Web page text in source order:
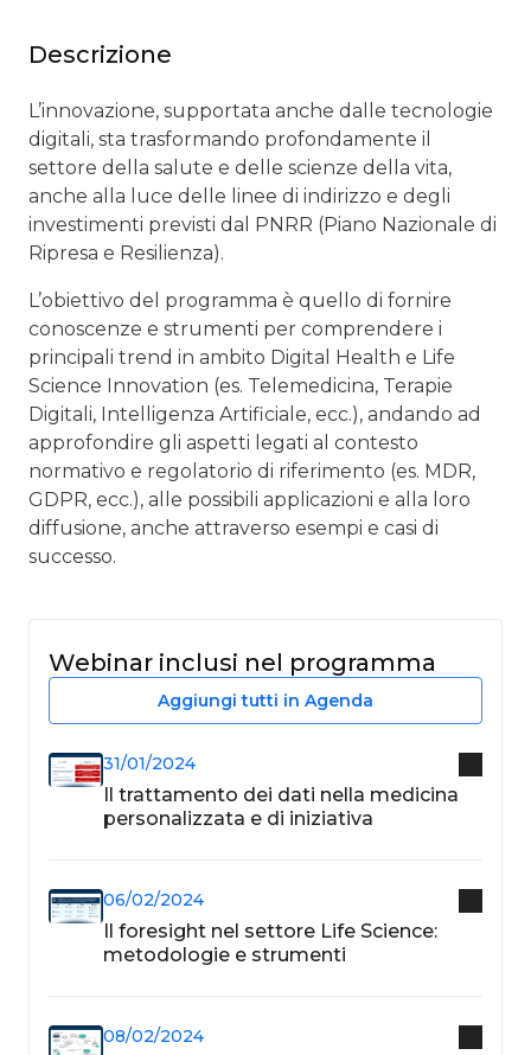
Descrizione
L’innovazione, supportata anche dalle tecnologie
digitali, sta trasformando profondamente il
settore della salute e delle scienze della vita,
anche alla luce delle linee di indirizzo e degli
investimenti previsti dal PNRR (Piano Nazionale di
Ripresa e Resilienza).
L’obiettivo del programma è quello di fornire
conoscenze e strumenti per comprendere i
principali trend in ambito Digital Health e Life
Science Innovation (es. Telemedicina, Terapie
Digitali, Intelligenza Artificiale, ecc.), andando ad
approfondire gli aspetti legati al contesto
normativo e regolatorio di riferimento (es. MDR,
GDPR, ecc.), alle possibili applicazioni e alla loro
diffusione, anche attraverso esempi e casi di
successo.
Webinar inclusi nel programma
Aggiungi tutti in Agenda
31/01/2024
Il trattamento dei dati nella medicina
personalizzata e di iniziativa
06/02/2024
Il foresight nel settore Life Science:
metodologie e strumenti
08/02/2024